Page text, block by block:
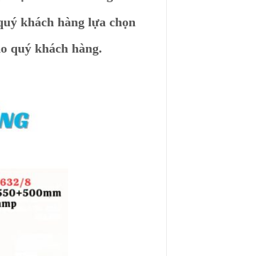
khách hàng lựa chọn
quý khách hàng.